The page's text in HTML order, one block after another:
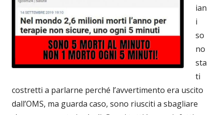
ian
i
so
no
sta
ti
costretti a parlarne perché l’avvertimento era uscito
dall’OMS, ma guarda caso, sono riusciti a sbagliare